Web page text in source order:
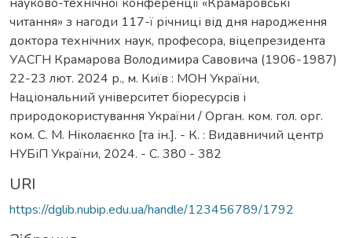
читання» з нагоди 117-ї річниці від дня народження
доктора технічних наук, професора, віцепрезидента
УАСГН Крамарова Володимира Савовича (1906-1987)
22-23 лют. 2024 р., м. Київ : МОН України,
Національний університет біоресурсів і
природокористування України / Орган. ком. гол. орг.
ком. С. М. Ніколаєнко [та ін.]. - К. : Видавничий центр
НУБіП України, 2024. - С. 380 - 382
URI
https://dglib.nubip.edu.ua/handle/123456789/1792